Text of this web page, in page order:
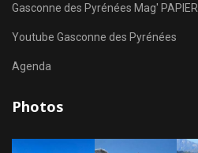
Gasconne des Pyrénées Mag' PAPIER
Youtube Gasconne des Pyrénées
Agenda
Photos